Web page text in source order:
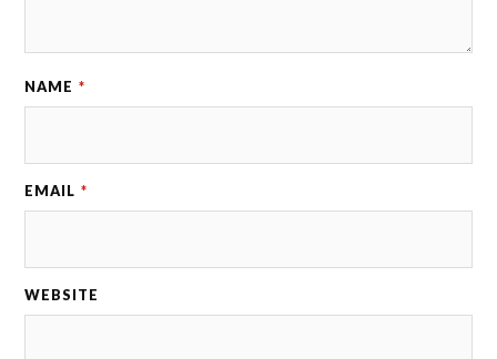
NAME *
EMAIL *
WEBSITE